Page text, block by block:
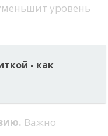
уровень
- как
Важно